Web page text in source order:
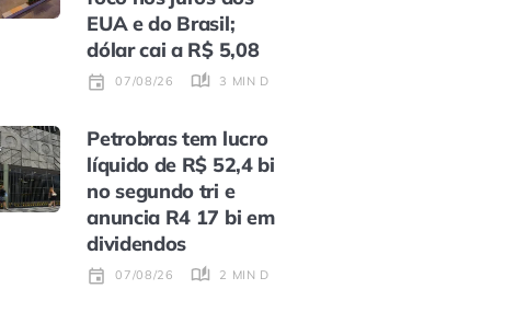
EUA e do Brasil;
dólar cai a R$ 5,08
07/08/26 3 MIN DE LEITURA
Petrobras tem lucro
líquido de R$ 52,4 bi
no segundo tri e
anuncia R4 17 bi em
dividendos
07/08/26 2 MIN DE LEITURA